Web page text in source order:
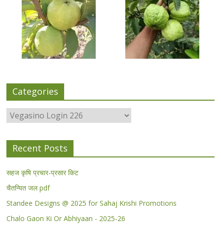
Categories
Categories
Recent Posts
सहज कृषि प्रचार-प्रसार किट
चैतन्यित जल pdf
Standee Designs @ 2025 for Sahaj Krishi Promotions
Chalo Gaon Ki Or Abhiyaan - 2025-26